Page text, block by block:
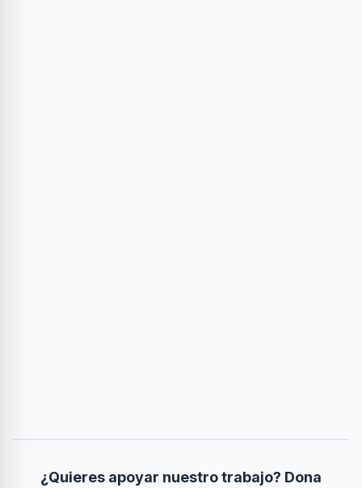
¿Quieres apoyar nuestro trabajo? Dona